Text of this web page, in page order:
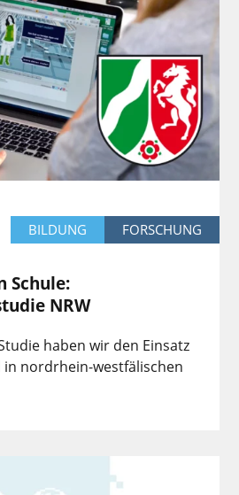
BILDUNG FORSCHUNG
Schule:
NRW
haben wir den Einsatz
in nordrhein-westfälischen